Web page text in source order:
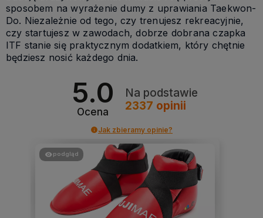
sposobem na wyrażenie dumy z uprawiania Taekwon-
Do. Niezależnie od tego, czy trenujesz rekreacyjnie,
czy startujesz w zawodach, dobrze dobrana czapka
ITF stanie się praktycznym dodatkiem, który chętnie
będziesz nosić każdego dnia.
5.0
Ocena
Na podstawie
2337 opinii
Jak zbieramy opinie?
podgląd